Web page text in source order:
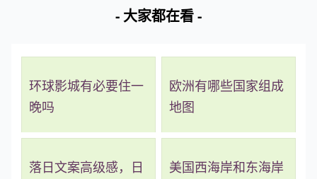
- 大家都在看 -
环球影城有必要住一
晚吗
欧洲有哪些国家组成
地图
落日文案高级感，日
美国西海岸和东海岸